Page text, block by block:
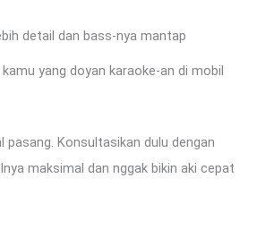
detail dan bass-nya mantap
yang doyan karaoke-an di mobil
pasang. Konsultasikan dulu dengan
maksimal dan nggak bikin aki cepat